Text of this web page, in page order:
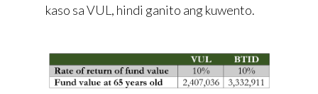
kaso sa VUL, hindi ganito ang kuwento.